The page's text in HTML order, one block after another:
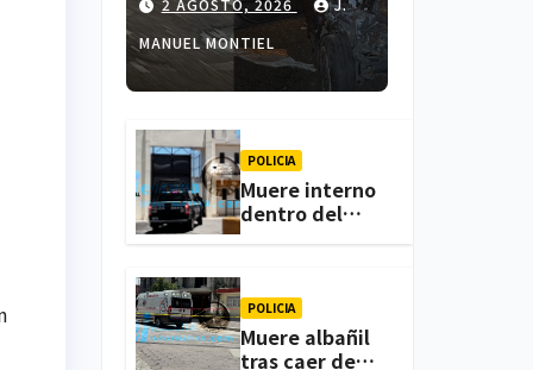
dos
vehículos
deja cinco
personas
lesionadas
en
Atlihuetzia
2 AGOSTO, 2026
J.
MANUEL MONTIEL
POLICIA
Muere interno
dentro del
CERESO de
investiga el
caso
POLICIA
Muere albañil
tras caer de